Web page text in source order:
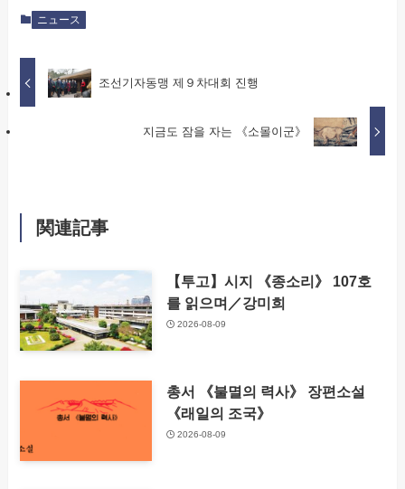
ニュース
조선기자동맹 제９차대회 진행
지금도 잠을 자는 《소몰이군》​
関連記事
【투고】시지 《종소리》 107호
를 읽으며／강미희
2026-08-09
총서 《불멸의 력사》 장편소설
《래일의 조국》
2026-08-09